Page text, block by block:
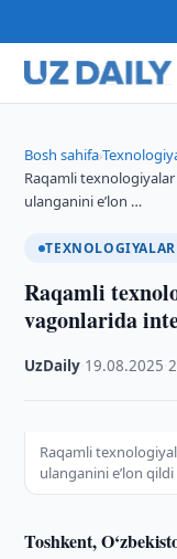
Bosh sahifa›
Raqamli
ulanganini eʼlon …
TEXNOLOGIYALAR
Raqamli
vagonlarida
UzDaily 19.08.2025 ·
Raqamli
ulanganini eʼlon qildi
Toshkent,